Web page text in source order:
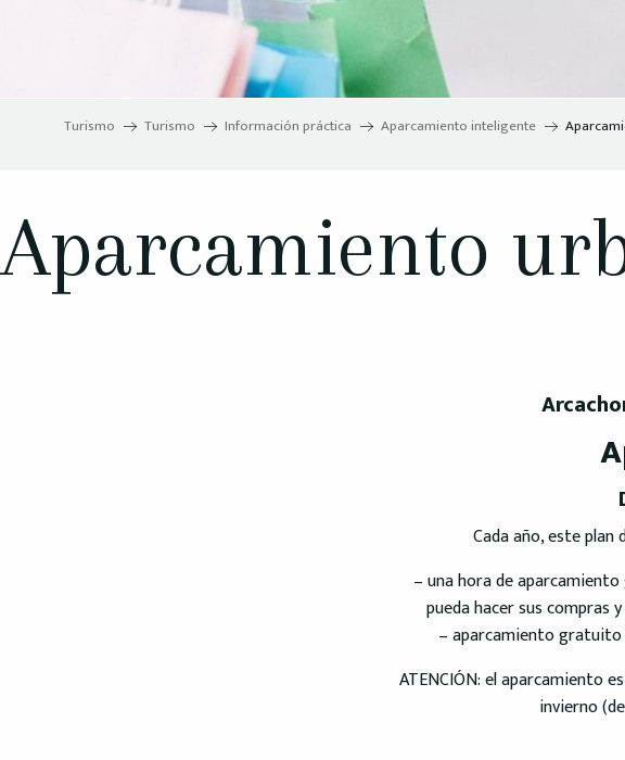
Turismo Turismo Información práctica Aparcamiento inteligente
Aparcamiento
Cada año, este
– una hora de
pueda hacer sus compras
– aparcamiento gratuito
ATENCIÓN: el aparcamiento
invierno